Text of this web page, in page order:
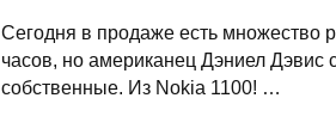
Сегодня в продаже есть множество
часов, но американец Дэниел Дэвис
собственные. Из Nokia 1100! …